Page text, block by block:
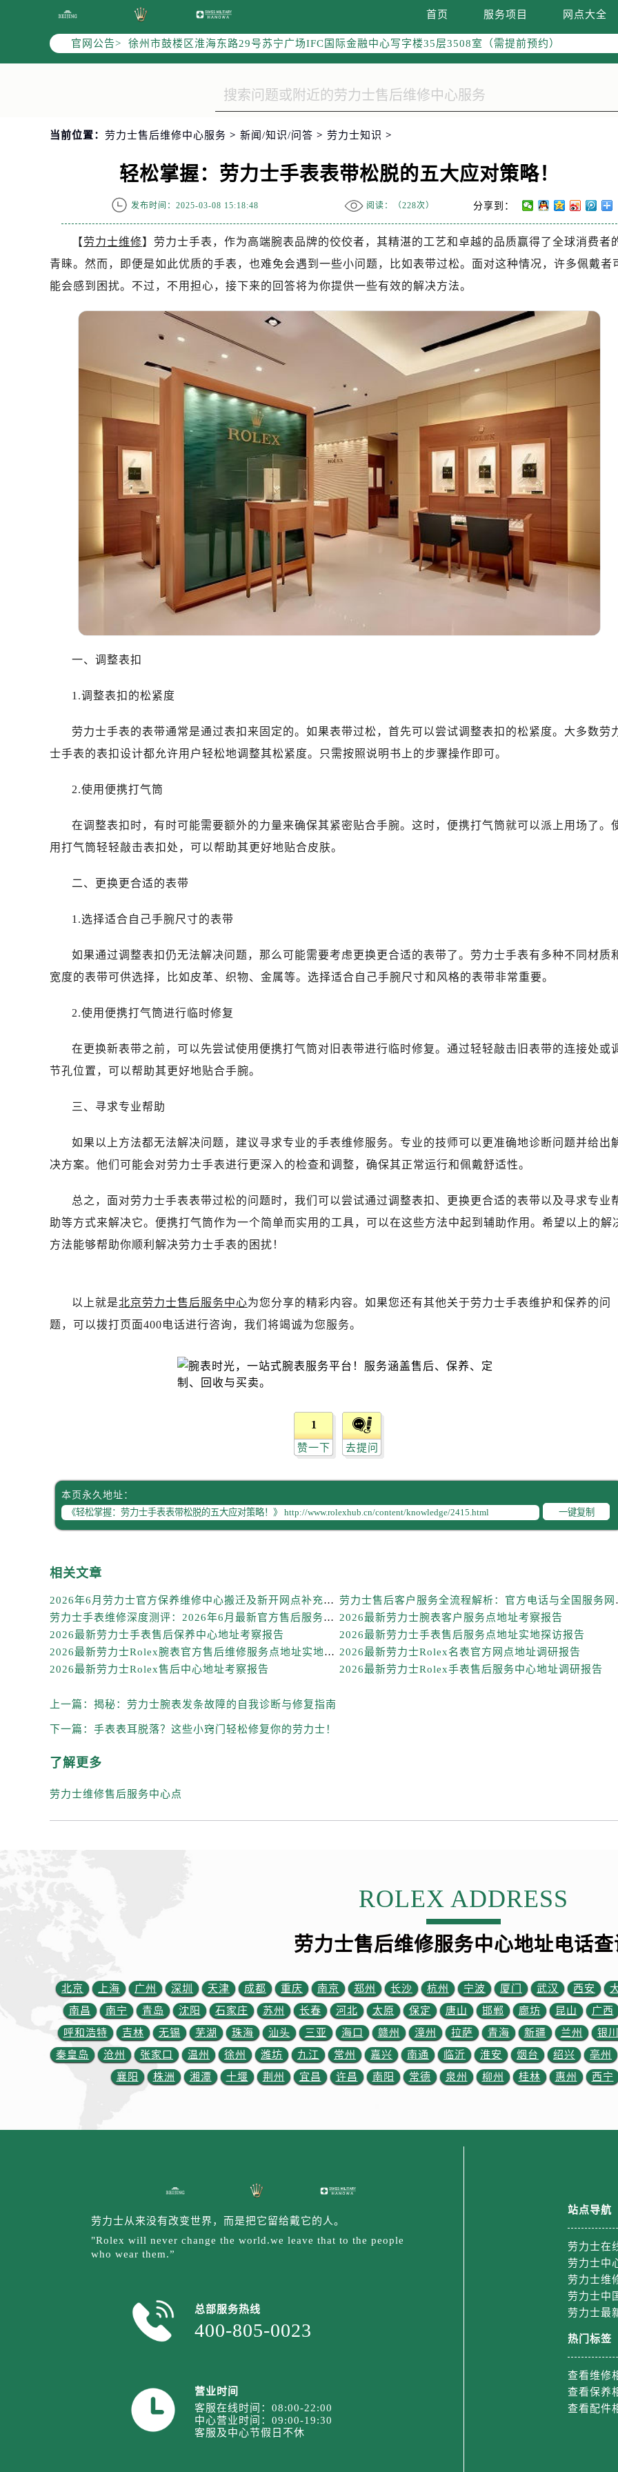
首页 服务项目 网点大全
官网公告>
南京市秦淮区中山南路1号（新街口）南京中心写字楼22层C1-1室（需提前预约）
常州市新北区龙锦路1590号现代传媒中心写字楼5号楼10层1008室（需提前预约）
徐州市鼓楼区淮海东路29号苏宁广场IFC国际金融中心写字楼35层3508室（需提前预约）
扬州市邗江区国展路29号星耀天地写字楼1号楼18层1803室（需提前预约）
泰州市海陵区永定东路399号置地商务中心东塔写字楼（华润万象城）17层1706室（需提前预约）
杭州市上城区钱江路1366号华润大厦写字楼A座5层503-5室（需提前预约）
绍兴市越城区胜利东路379号世茂天际中心写字楼8层805室（需提前预约）
嘉兴市南湖区广益路705号嘉兴世界贸易中心写字楼A座13层1304室（需提前预约）
济南市历下区经十路11111号华润中心写字楼（万象城）15层1508室（需提前预约）
广州市天河区天河路230号万菱汇国际中心写字楼A塔7层704室（需提前预约）
深圳市罗湖区深南东路5001号华润大厦写字楼17层1701室（需提前预约）
惠州市惠城区江北文昌一路7号华贸大厦写字楼1座30层05室（需提前预约）
厦门市思明区湖滨东路95号华润大厦写字楼B座11层1104室（需提前预约）
福州市晋安区横屿路9号东二环泰禾中心写字楼2号楼5层509室（需提前预约）
成都市锦江区人民东路6号SAC东原中心写字楼24层2406B室（需提前预约）
重庆市江北区观音桥步行街2号融恒时代广场写字楼9层902室（需提前预约）
长沙市芙蓉区定王台街道建湘路393号世茂环球金融中心写字楼（芙蓉广场）10层13室（需提前预约）
郑州市二七区铭功路10号华润大厦写字楼29层2905室（需提前预约）
太原市迎泽区解放路15号亨得利名表服务中心（品牌授权店）3层整层（需提前预约）
沈阳市沈河区中街路137号亨得利名表服务中心（品牌授权店）1层整层（需提前预约）
沈阳市沈河区中街路83号亨得利名表服务中心（品牌授权店）1层整层（需提前预约）
乌鲁木齐市天山区红山路26号时代广场（CCMALL）C座17层17-B（需提前预约）
温州市鹿城区锦绣路1067号置信广场10层1015室（需提前预约）
哈尔滨市南岗区东大直街146号上和置地广场金座12层1214室（需提前预约）
大连市中山区人民路15号国际金融大厦7层G室（需提前预约）
佛山市禅城区季华五路57号万科金融中心C座12层1205室（需提前预约）
东莞市东城街道鸿福东路1号民盈国贸中心T1写字楼9层907室（需提前预约）
无锡市梁溪区人民中路139号恒隆广场写字楼1座11层1104室（需提前预约）
苏州市苏州工业园区星港街199号苏州中心办公楼C座22层08室（需提前预约）
南宁市青秀区金湖路59号地王大厦12楼1224室（需提前预约）
泉州市丰泽区宝洲路729号浦西万达中心写字楼A座7楼709室（需提前预约）
青岛市南区山东路6号华润大厦B座22层04室（需提前预约）
长春市朝阳区西安大路727号中银大厦A座(旺进大厦)18层09室（需提前预约）
石家庄市长安区中山东路39号勒泰中心写字楼B座13层07室（需提前预约）
唐山市路南区新华东道100号万达广场写字楼A座10层1002室（需提前预约）
黑龙江省大庆市萨尔图区会战大街劳力士售后服务中心（需提前预约）
黑龙江省鹤岗市向阳区红军路劳力士售后服务中心（需提前预约）
黑龙江省鸡西市鸡冠区红军路劳力士售后服务中心（需提前预约）
黑龙江省牡丹江市东安区太平路劳力士售后服务中心（需提前预约）
黑龙江省七台河市桃山区大同街劳力士售后服务中心（需提前预约）
黑龙江省双鸭山市尖山区新兴大街劳力士售后服务中心（需提前预约）
黑龙江省伊春市伊美区通河路劳力士售后服务中心（需提前预约）
吉林省白城市洮北区明仁南街劳力士售后服务中心（需提前预约）
吉林省吉林市船营区河南街劳力士售后服务中心（需提前预约）
吉林省辽源市龙山区人民大街劳力士售后服务中心（需提前预约）
吉林省梅河口市新华街道梅河大街劳力士售后服务中心（需提前预约）
吉林省通化市东昌区环通乡江南大街劳力士售后服务中心（需提前预约）
吉林省延边市延吉市解放路劳力士售后服务中心（需提前预约）
辽宁省本溪市平山区胜利路劳力士售后服务中心（需提前预约）
辽宁省朝阳市双塔区新华路劳力士售后服务中心（需提前预约）
辽宁省抚顺市新抚区东一路劳力士售后服务中心（需提前预约）
辽宁省阜新市海州区解放大街劳力士售后服务中心（需提前预约）
辽宁省葫芦岛市连山区中央路劳力士售后服务中心（需提前预约）
辽宁省盘锦市兴隆台区石油大街劳力士售后服务中心（需提前预约）
辽宁省铁岭市银州区南马路劳力士售后服务中心（需提前预约）
北京市朝阳区建国门外大街甲6号华熙国际中心D座11层1102室劳力士售后服务中心（需提前预约）
北京市东城区东长安街1号王府井东方广场W3座6层602室劳力士售后服务中心（需提前预约）
河北省保定市竞秀区朝阳北大街北国先天下劳力士售后服务中心（需提前预约）
内蒙古自治区阿拉善盟市左旗土尔扈特大街劳力士售后服务中心（需提前预约）
内蒙古自治区包头市青山区幸福路甲3号王府井百货名表维修劳力士售后服务中心（需提前预约）
内蒙古自治区赤峰市红山区哈达街劳力士售后服务中心（需提前预约）
内蒙古自治区乌海市海勃湾区人民南路劳力士售后服务中心（需提前预约）
内蒙古自治区乌兰察布市集宁区恩和大街劳力士售后服务中心（需提前预约）
山西省晋城市城区黄华街劳力士售后服务中心（需提前预约）
山西省晋中市榆次区顺城街劳力士售后服务中心（需提前预约）
山西省临汾市尧都区解放路劳力士售后服务中心（需提前预约）
山西省吕梁市离石区永宁中路与建设街交叉口劳力士售后服务中心（需提前预约）
山西省忻州市忻府区和平东街与七一南路交叉口劳力士售后服务中心（需提前预约）
山西省阳泉市郊区平阳东街与新城大道交叉口劳力士售后服务中心（需提前预约）
山西省运城市盐湖区河东街劳力士售后服务中心（需提前预约）
山西省长治市潞州区英雄中路劳力士售后服务中心（需提前预约）
山西省太原市迎泽区迎泽街道解放路15号亨得利名表维修授权店3楼劳力士售后服务中心（需提前预
安徽省蚌埠市蚌山区淮河路劳力士售后服务中心（需提前预约）
安徽省滁州市琅琊区南谯北路劳力士售后服务中心（需提前预约）
安徽省淮北市相山区淮海路劳力士售后服务中心（需提前预约）
安徽省淮南市田家庵区国庆中路劳力士售后服务中心（需提前预约）
安徽省马鞍山市雨山区湖南西路劳力士售后服务中心（需提前预约）
安徽省宿州市埇桥区人民中路劳力士售后服务中心（需提前预约）
安徽省铜陵市铜官区石城大道劳力士售后服务中心（需提前预约）
福建省龙岩市新罗区九一南路劳力士售后服务中心（需提前预约）
福建省南平市建阳区人民西路劳力士售后服务中心（需提前预约）
福建省宁德市蕉城区天湖东路劳力士售后服务中心（需提前预约）
当前位置： 劳力士售后维修中心服务 > 新闻/知识/问答 > 劳力士知识 >
轻松掌握：劳力士手表表带松脱的五大应对策略！
发布时间：2025-03-08 15:18:48 阅读：（228次） 分享到：
【劳力士维修】劳力士手表，作为高端腕表品牌的佼佼者，其精湛的工艺和卓越的品质赢得了全球消费者
青睐。然而，即便是如此优质的手表，也难免会遇到一些小问题，比如表带过松。面对这种情况，许多佩戴者
能会感到困扰。不过，不用担心，接下来的回答将为你提供一些有效的解决方法。
一、调整表扣
1.调整表扣的松紧度
劳力士手表的表带通常是通过表扣来固定的。如果表带过松，首先可以尝试调整表扣的松紧度。大多数劳
士手表的表扣设计都允许用户轻松地调整其松紧度。只需按照说明书上的步骤操作即可。
2.使用便携打气筒
在调整表扣时，有时可能需要额外的力量来确保其紧密贴合手腕。这时，便携打气筒就可以派上用场了。
用打气筒轻轻敲击表扣处，可以帮助其更好地贴合皮肤。
二、更换更合适的表带
1.选择适合自己手腕尺寸的表带
如果通过调整表扣仍无法解决问题，那么可能需要考虑更换更合适的表带了。劳力士手表有多种不同材质
宽度的表带可供选择，比如皮革、织物、金属等。选择适合自己手腕尺寸和风格的表带非常重要。
2.使用便携打气筒进行临时修复
在更换新表带之前，可以先尝试使用便携打气筒对旧表带进行临时修复。通过轻轻敲击旧表带的连接处或
节孔位置，可以帮助其更好地贴合手腕。
三、寻求专业帮助
如果以上方法都无法解决问题，建议寻求专业的手表维修服务。专业的技师可以更准确地诊断问题并给出
决方案。他们可能会对劳力士手表进行更深入的检查和调整，确保其正常运行和佩戴舒适性。
总之，面对劳力士手表表带过松的问题时，我们可以尝试通过调整表扣、更换更合适的表带以及寻求专业
助等方式来解决它。便携打气筒作为一个简单而实用的工具，可以在这些方法中起到辅助作用。希望以上的解
方法能够帮助你顺利解决劳力士手表的困扰！
以上就是北京劳力士售后服务中心为您分享的精彩内容。如果您还有其他关于劳力士手表维护和保养的问
题，可以拨打页面400电话进行咨询，我们将竭诚为您服务。
1
赞一下 去提问
本页永久地址：
一键复制
相关文章
2026年6月劳力士官方保养维修中心搬迁及新开网点补充最终告知文件
劳力士售后
劳力士手表维修深度测评：2026年6月最新官方售后服务网点全盘点
2026最新劳力士腕表客户服务点地址考察报告
2026最新劳力士手表售后保养中心地址考察报告
2026最新劳力士手表售后服务点地址实地探访报告
2026最新劳力士Rolex腕表官方售后维修服务点地址实地探访报告 2026最新劳力士Rolex名表官方网点地址调研报告
2026最新劳力士Rolex售后中心地址考察报告
2026最新劳力士Rolex手表售后服务中心地址调研报告
上一篇： 揭秘：劳力士腕表发条故障的自我诊断与修复指南
下一篇： 手表表耳脱落？这些小窍门轻松修复你的劳力士！
了解更多
劳力士维修售后服务中心点
ROLEX ADDRESS
劳力士售后维修服务中心地址电话查
北京 上海 广州 深圳 天津 成都 重庆 南京 郑州 长沙 杭州 宁波 厦门 武汉 西安
南昌
南宁 青岛 沈阳 石家庄 苏州 长春 河北 太原 保定 唐山 邯郸 廊坊 昆山 广西
呼和浩特
吉林 无锡 芜湖 珠海 汕头 三亚 海口 赣州 漳州 拉萨 青海 新疆 兰州 银川
秦皇岛
沧州 张家口 温州 徐州 潍坊 九江 常州 嘉兴 南通 临沂 淮安 烟台 绍兴 亳州
襄阳
株洲 湘潭 十堰 荆州 宜昌 许昌 南阳 常德 泉州 柳州 桂林 惠州 西宁
劳力士从来没有改变世界，而是把它留给戴它的人。
"Rolex will never change the world.we leave that to the people
who wear them.”
总部服务热线
400-805-0023
营业时间
客服在线时间：08:00-22:00
中心营业时间：09:00-19:30
客服及中心节假日不休
站点导航
劳力士在
劳力士中
劳力士维
劳力士中
劳力士最
热门标签
查看维修
查看保养
查看配件